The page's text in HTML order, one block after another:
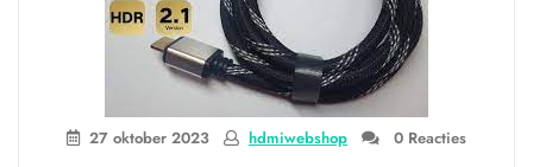
27 oktober 2023 hdmiwebshop 0 Reacties